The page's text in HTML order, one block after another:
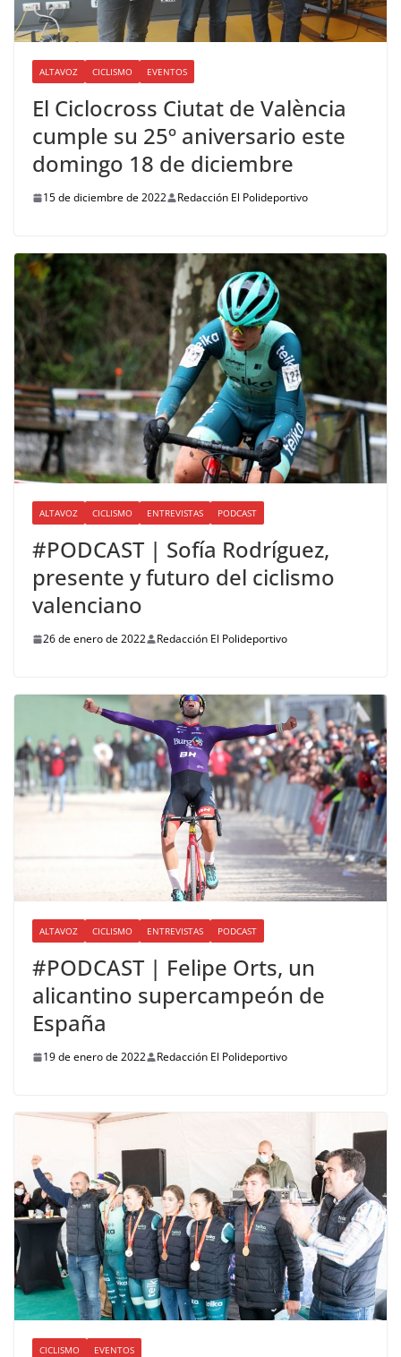
ALTAVOZ CICLISMO EVENTOS
El Ciclocross Ciutat de València
cumple su 25º aniversario este
domingo 18 de diciembre
15 de diciembre de 2022 Redacción El Polideportivo
ALTAVOZ CICLISMO ENTREVISTAS PODCAST
#PODCAST | Sofía Rodríguez,
presente y futuro del ciclismo
valenciano
26 de enero de 2022 Redacción El Polideportivo
ALTAVOZ CICLISMO ENTREVISTAS PODCAST
#PODCAST | Felipe Orts, un
alicantino supercampeón de
España
19 de enero de 2022 Redacción El Polideportivo
CICLISMO EVENTOS